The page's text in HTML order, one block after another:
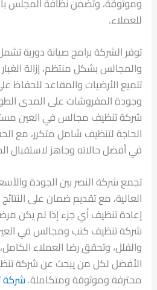
للعملاء.
توفر الشركة برامج صيانة دورية
والمجالس بشكل منتظم، إزالة الغبار
تلميع الأرضيات والمقاعد للحفاظ
وجودة المفروشات على المدى
شركة تنظيف مجالس في العين
الحاجة لتنظيف شامل متكرر، مع
في أفضل حالاته وجاهز لاستقبال
تجمع شركة النصر بين الجودة
العالية، مع تقديم ضمان على
إعادة تنظيف أي جزء إذا لم يكن
شركة تنظيف كنب ومجالس في
والفلل، وتحقق رضا العملاء
الأفضل لكل من يبحث عن شركة
محترفة وموثوقة ومتكاملة. شركة